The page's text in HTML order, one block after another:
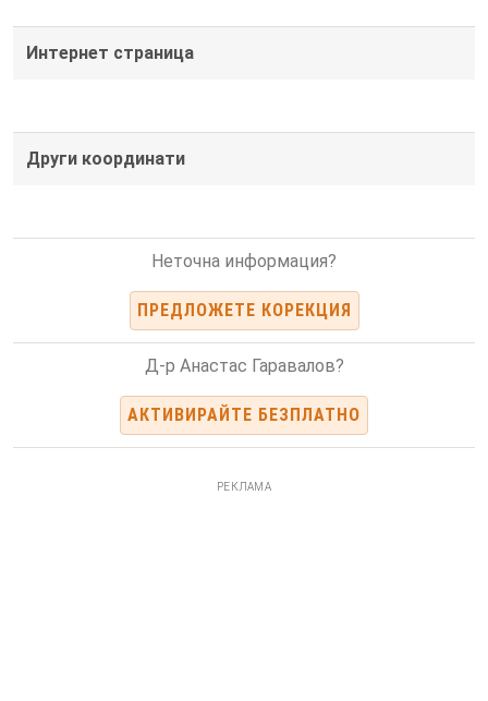
Интернет страница
Други координати
Неточна информация?
ПРЕДЛОЖЕТЕ КОРЕКЦИЯ
Д-р Анастас Гарaвалов?
АКТИВИРАЙТЕ БЕЗПЛАТНО
РЕКЛАМА